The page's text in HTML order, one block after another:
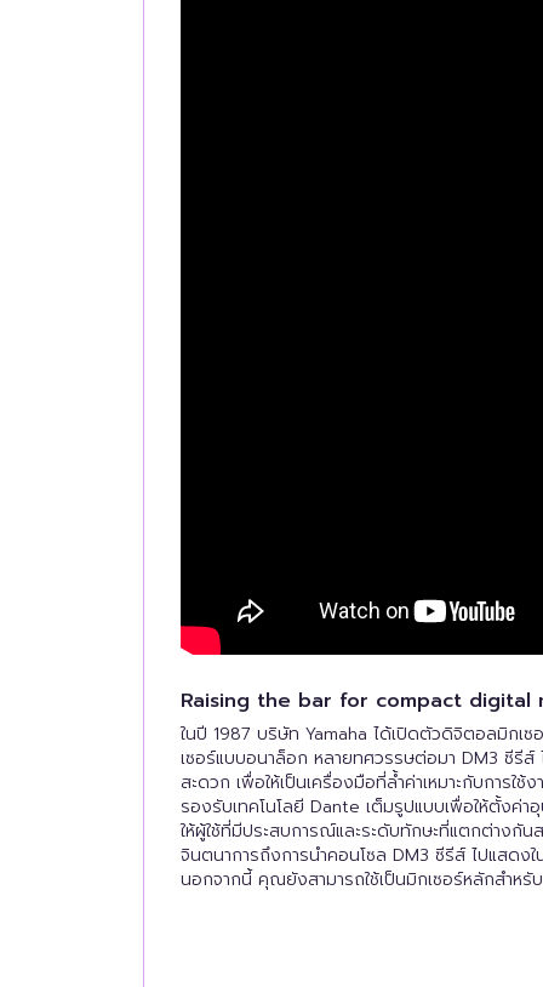
Raising the bar for compact digital
ในปี 1987 บริษัท Yamaha ได้เปิดตัวดิจิตอลมิกเ
เซอร์แบบอนาล็อก หลายทศวรรษต่อมา DM3 ซีรีส์
สะดวก เพื่อให้เป็นเครื่องมือที่ล้ำค่าเหมาะกับการ
รองรับเทคโนโลยี Dante เต็มรูปแบบเพื่อให้ตั้งค่
ให้ผู้ใช้ที่มีประสบการณ์และระดับทักษะที่แตกต่างกั
จินตนาการถึงการนำคอนโซล DM3 ซีรีส์ ไปแสด
นอกจากนี้ คุณยังสามารถใช้เป็นมิกเซอร์หลักสำห